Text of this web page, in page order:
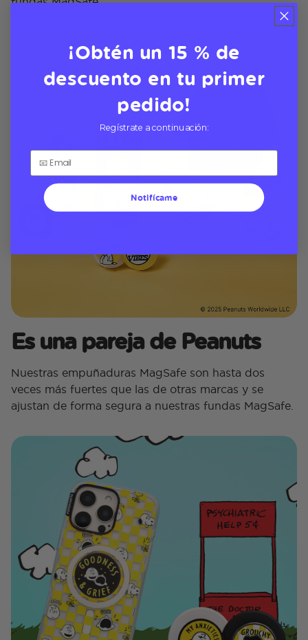
Es una pareja de Peanuts
Nuestras empuñaduras MagSafe son hasta dos
veces más fuertes que las de otras marcas y se
ajustan de forma segura a nuestras fundas MagSafe.
¡Obtén un 15 % de
descuento en tu primer
pedido!
Regístrate a continuación:
Notifícame